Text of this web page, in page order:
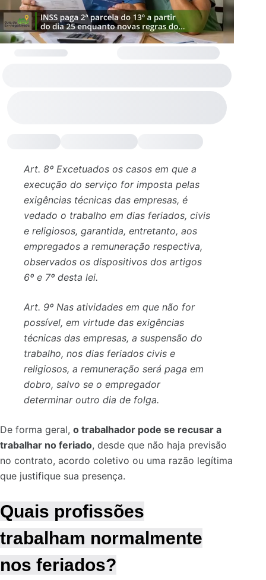
Art. 8º Excetuados os casos em que a
execução do serviço for imposta pelas
exigências técnicas das empresas, é
vedado o trabalho em dias feriados, civis
e religiosos, garantida, entretanto, aos
empregados a remuneração respectiva,
observados os dispositivos dos artigos
6º e 7º desta lei.
Art. 9º Nas atividades em que não for
possível, em virtude das exigências
técnicas das empresas, a suspensão do
trabalho, nos dias feriados civis e
religiosos, a remuneração será paga em
dobro, salvo se o empregador
determinar outro dia de folga.
De forma geral, o trabalhador pode se recusar a
trabalhar no feriado, desde que não haja previsão
no contrato, acordo coletivo ou uma razão legítima
que justifique sua presença.
Quais profissões
trabalham normalmente
nos feriados?